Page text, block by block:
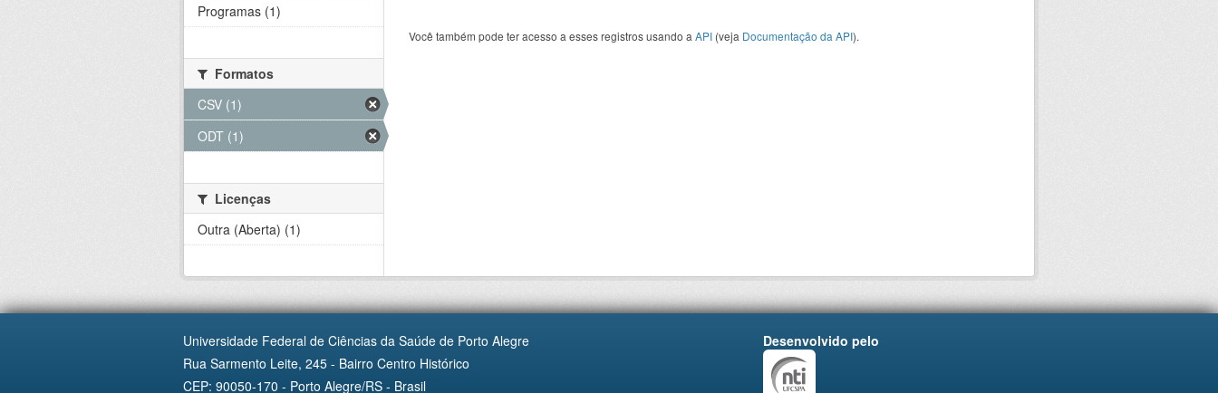
Você também pode ter acesso a esses registros usando a API (veja Documentação da API).
Programas (1)
Formatos
CSV (1)
ODT (1)
Licenças
Outra (Aberta) (1)
Universidade Federal de Ciências da Saúde de Porto Alegre
Rua Sarmento Leite, 245 - Bairro Centro Histórico
CEP: 90050-170 - Porto Alegre/RS - Brasil
Desenvolvido pelo